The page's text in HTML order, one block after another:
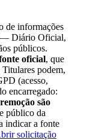
de informações
— Diário Oficial,
públicos.
oficial, que
podem,
(acesso,
encarregado:
são
público da
indicar a fonte
solicitação